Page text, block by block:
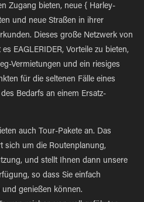
Zugang bieten, neue { Harley-
und neue Straßen in ihrer
Dieses große Netzwerk von
EAGLERIDER, Vorteile zu bieten,
Vermietungen und ein riesiges
für die seltenen Fälle eines
Bedarfs an einem Ersatz-
auch Tour-Pakete an. Das
sich um die Routenplanung,
und stellt Ihnen dann unsere
so dass Sie einfach
genießen können.